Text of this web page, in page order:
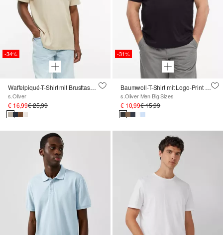
-34%
Waffelpiqué-T-Shirt mit Brusttasche
s.Oliver
€ 16,99€ 25,99
-31%
Baumwoll-T-Shirt mit Logo-Print und V-Neck
s.Oliver Men Big Sizes
€ 10,99€ 15,99